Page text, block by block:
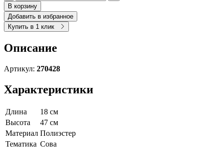
В корзину
Добавить в избранное
Купить в 1 клик
Описание
Артикул: 270428
Характеристики
Длина
18 см
Высота
47 см
Материал Полиэстер
Тематика Сова